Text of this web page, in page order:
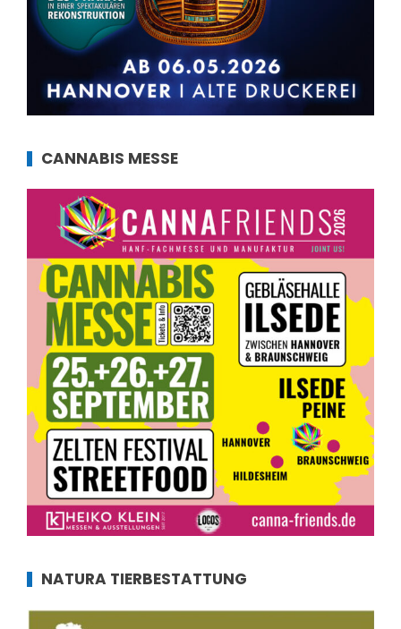
CANNABIS MESSE
NATURA TIERBESTATTUNG